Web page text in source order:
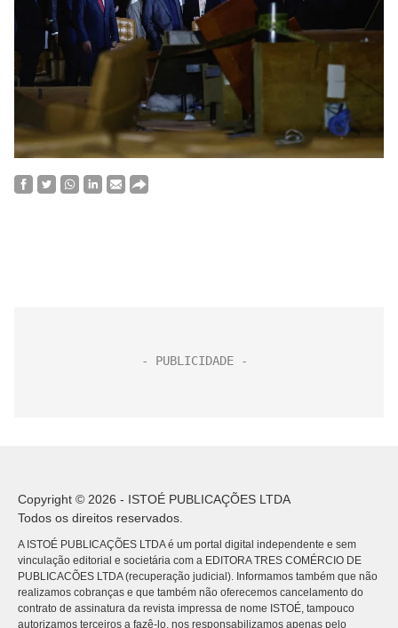
Copyright © 2026 - ISTOÉ PUBLICAÇÕES LTDA
Todos os direitos reservados.
A ISTOÉ PUBLICAÇÕES LTDA é um portal digital independente e sem
vinculação editorial e societária com a EDITORA TRES COMÉRCIO DE
PUBLICACÕES LTDA (recuperação judicial). Informamos também que não
realizamos cobranças e que também não oferecemos cancelamento do
contrato de assinatura da revista impressa de nome ISTOÉ, tampouco
autorizamos terceiros a fazê-lo, nos responsabilizamos apenas pelo